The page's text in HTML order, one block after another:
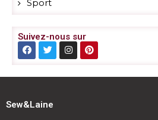
Sport
Suivez-nous sur
Sew&Laine